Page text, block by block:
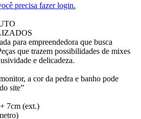
precisa fazer login.
para empreendedora que busca
que trazem possibilidades de mixes
e delicadeza.
a cor da pedra e banho pode
site”
7cm (ext.)